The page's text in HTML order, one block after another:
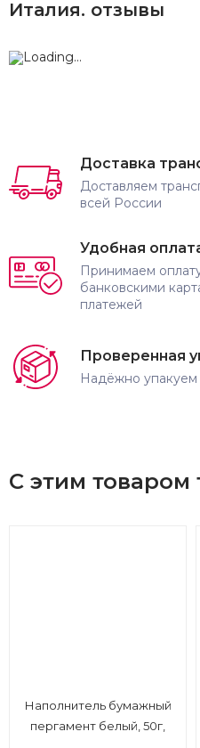
Италия. отзывы
Доставка
Доставляем
всей России
Удобная
Принимаем
банковскими
платежей
Проверенная
Надёжно упакуем
С этим товаром
Наполнитель бумажный
пергамент белый, 50г,